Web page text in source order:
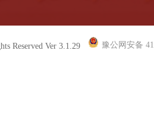
Reserved Ver 3.1.29 豫公网安备